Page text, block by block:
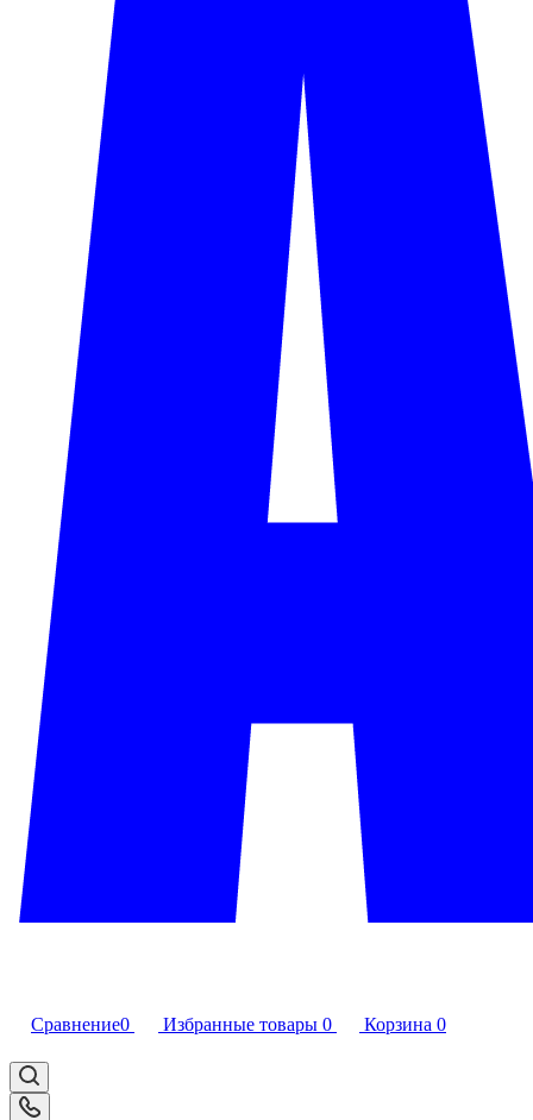
Сравнение0 Избранные товары 0 Корзина 0